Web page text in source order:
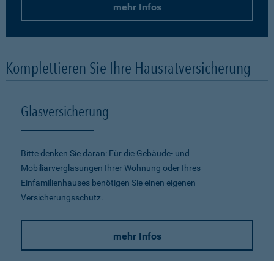
mehr Infos
Komplettieren Sie Ihre Hausratversicherung
Glasversicherung
Bitte denken Sie daran: Für die Gebäude- und
Mobiliarverglasungen Ihrer Wohnung oder Ihres
Einfamilienhauses benötigen Sie einen eigenen
Versicherungsschutz.
mehr Infos